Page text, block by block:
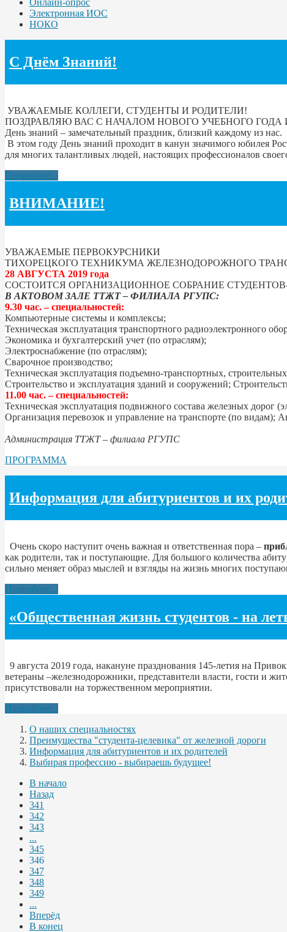
Электронная ИОС
НОКО
С Днём Знаний!
УВАЖАЕМЫЕ КОЛЛЕГИ, СТУДЕНТЫ И РОДИТЕЛИ!
ПОЗДРАВЛЯЮ ВАС С НАЧАЛОМ НОВОГО УЧЕБНОГО
День знаний – замечательный праздник, близкий каждому из нас.
В этом году День знаний проходит в канун значимого юбилея
для многих талантливых людей, настоящих профессионалов
Подробнее...
ВНИМАНИЕ!
УВАЖАЕМЫЕ ПЕРВОКУРСНИКИ
ТИХОРЕЦКОГО ТЕХНИКУМА ЖЕЛЕЗНОДОРОЖНОГО
28 АВГУСТА 2019 года
СОСТОИТСЯ ОРГАНИЗАЦИОННОЕ СОБРАНИЕ
В АКТОВОМ ЗАЛЕ ТТЖТ – ФИЛИАЛА РГУПС:
9.30 час. – специальностей:
Компьютерные системы и комплексы;
Техническая эксплуатация транспортного радиоэлектронного
Экономика и бухгалтерский учет (по отраслям);
Электроснабжение (по отраслям);
Сварочное производство;
Техническая эксплуатация подъемно-транспортных,
Строительство и эксплуатация зданий и сооружений;
11.00 час. – специальностей:
Техническая эксплуатация подвижного состава железных дорог
Организация перевозок и управление на транспорте (по видам);
Администрация ТТЖТ – филиала РГУПС
ПРОГРАММА
Информация для абитуриентов и их
Очень скоро наступит очень важная и ответственная пора –
как родители, так и поступающие. Для большого количества
сильно меняет образ мыслей и взгляды на жизнь многих
Подробнее...
«Общественная жизнь студентов - на
9 августа 2019 года, накануне празднования 145-летия на
ветераны –железнодорожники, представители власти, гости и
присутствовали на торжественном мероприятии.
Подробнее...
О наших специальностях
Преимущества "студента-целевика" от железной дороги
Информация для абитуриентов и их родителей
Выбирая профессию - выбираешь будущее!
В начало
Назад
341
342
343
...
345
346
347
348
349
...
Вперёд
В конец